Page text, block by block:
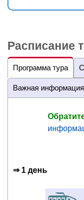
Расписание
Программа тура
Важная информация
⇒ 1 день